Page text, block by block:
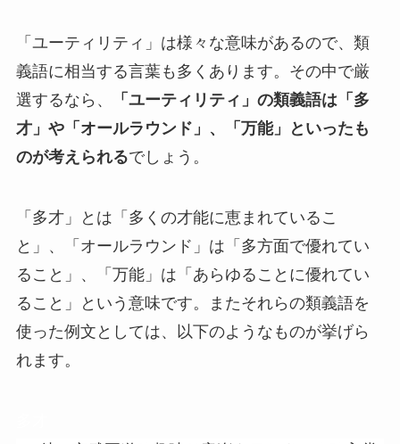
「ユーティリティ」は様々な意味があるので、類
義語に相当する言葉も多くあります。その中で厳
選するなら、
「ユーティリティ」の類義語は「多
才」や「オールラウンド」、「万能」といったも
のが考えられるでしょう。
「多才」とは「多くの才能に恵まれているこ
と」、「オールラウンド」は「多方面で優れてい
ること」、「万能」は「あらゆることに優れてい
ること」という意味です。またそれらの類義語を
使った例文としては、以下のようなものが挙げら
れます。